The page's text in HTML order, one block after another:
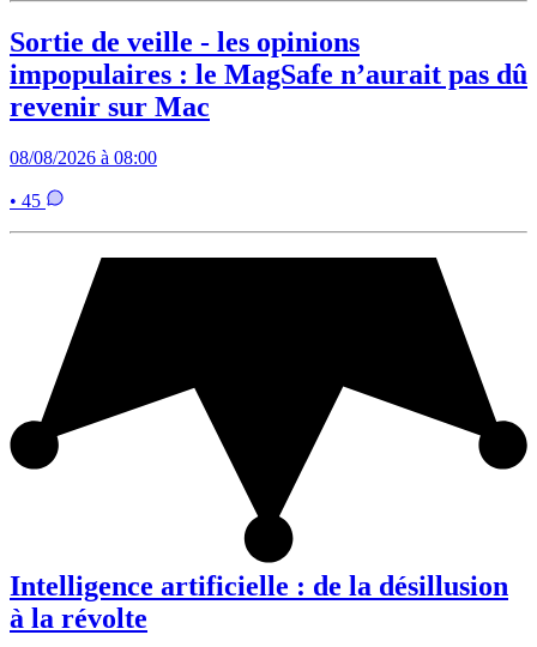
Sortie de veille - les opinions
impopulaires : le MagSafe n’aurait pas dû
revenir sur Mac
08/08/2026 à 08:00
• 45
Intelligence artificielle : de la désillusion
à la révolte